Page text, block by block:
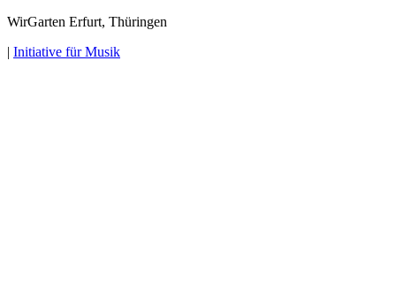
WirGarten Erfurt, Thüringen
| Initiative für Musik